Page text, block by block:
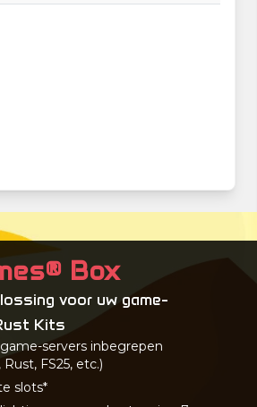
Box
voor uw game-
Kits
servers inbegrepen
FS25, etc.)
slots*